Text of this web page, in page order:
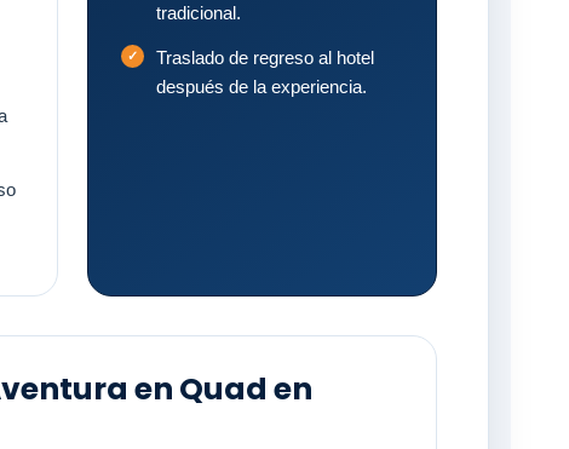
tradicional.
Traslado de regreso al hotel
después de la experiencia.
en Quad en